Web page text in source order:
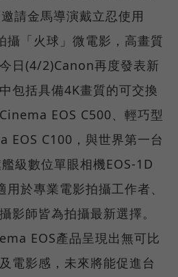
請金馬導演戴立忍使用
攝「火球」微電影，高畫質
日(4/2)Canon再度發表新
包括具備4K畫質的可交換
EOS C500、輕巧型
EOS C100，與世界第一台
級數位單眼相機EOS-1D
於專業電影拍攝工作者、
影師皆為拍攝最新選擇。
EOS產品呈現出無可比
電影感，未來將能促進台